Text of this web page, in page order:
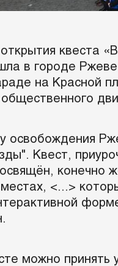
квеста
в городе
на Красной
общественного
освобождения
Квест,
<...>
можно